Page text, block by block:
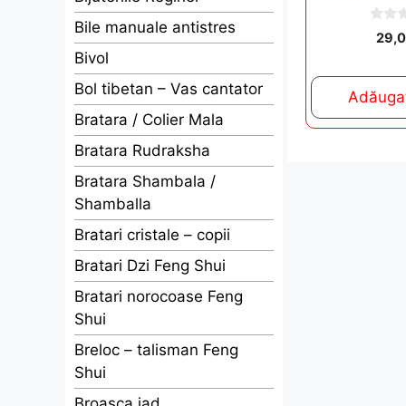
0
o
f
Bile manuale antistres
Bivol
Bol tibetan – Vas cantator
Bratara / Colier Mala
Bratara Rudraksha
Bratara Shambala /
Shamballa
Bratari cristale – copii
Bratari Dzi Feng Shui
Bratari norocoase Feng
Shui
Breloc – talisman Feng
Shui